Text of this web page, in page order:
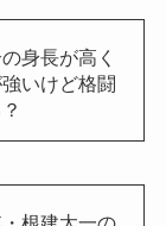
身長が高く
いけど格闘